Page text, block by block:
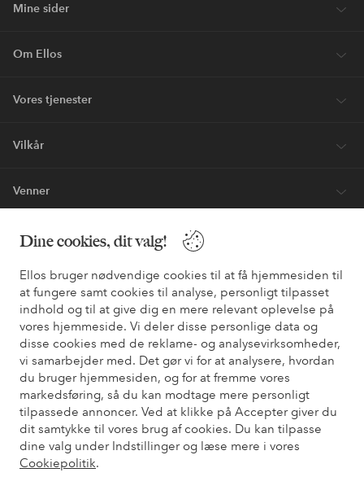
Dine cookies, dit valg!
Ellos bruger nødvendige cookies til at få hjemmesiden til
at fungere samt cookies til analyse, personligt tilpasset
indhold og til at give dig en mere relevant oplevelse på
vores hjemmeside. Vi deler disse personlige data og
disse cookies med de reklame- og analysevirksomheder,
vi samarbejder med. Det gør vi for at analysere, hvordan
du bruger hjemmesiden, og for at fremme vores
markedsføring, så du kan modtage mere personligt
tilpassede annoncer. Ved at klikke på Accepter giver du
dit samtykke til vores brug af cookies. Du kan tilpasse
dine valg under Indstillinger og læse mere i vores
Cookiepolitik.
Mine sider
Om Ellos
Vores tjenester
Vilkår
Venner
Vil du vide mere om vores betalingsmuligheder?
elpy elpy
Danmark - Vælg land
Facebook Instagram Pinterest Youtube